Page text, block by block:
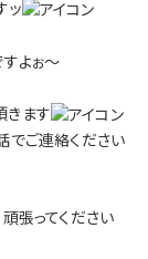
ッ
よぉ～
きます
でご連絡ください
張ってください